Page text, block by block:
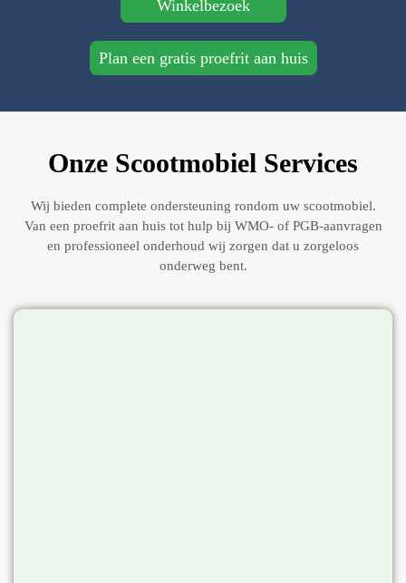
Winkelbezoek
Plan een gratis proefrit aan huis
Onze Scootmobiel Services
Wij bieden complete ondersteuning rondom uw scootmobiel.
Van een proefrit aan huis tot hulp bij WMO- of PGB-aanvragen
en professioneel onderhoud wij zorgen dat u zorgeloos
onderweg bent.